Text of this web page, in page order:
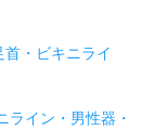
・ビキニライ
ライン・男性器・